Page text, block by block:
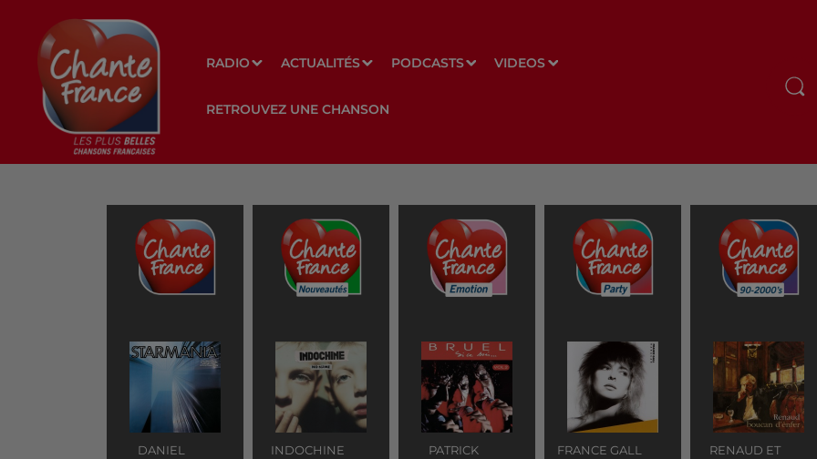
RADIO ACTUALITÉS PODCASTS VIDEOS
RETROUVEZ UNE CHANSON
DANIEL
INDOCHINE
PATRICK
FRANCE GALL
RENAUD ET